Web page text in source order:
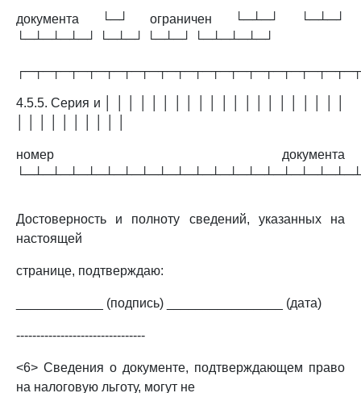
документа └─┘ ограничен └─┴─┘ └─┴─┘
└─┴─┴─┴─┘ └─┴─┘ └─┴─┘ └─┴─┴─┴─┘
4.5.5. Серия и │ │ │ │ │ │ │ │ │ │ │ │ │ │ │ │ │ │ │ │ │
номер документа
Достоверность и полноту сведений, указанных на
настоящей
странице, подтверждаю:
____________ (подпись) ________________ (дата)
--------------------------------
<6> Сведения о документе, подтверждающем право
на налоговую льготу, могут не